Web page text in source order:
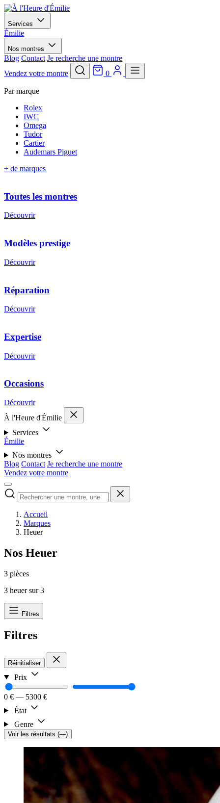
Services
Émilie
Nos montres
Blog Contact Je recherche une montre
Vendez votre montre
0
Par marque
Rolex
IWC
Omega
Tudor
Cartier
Audemars Piguet
+ de marques
Toutes les montres
Découvrir
Modèles prestige
Découvrir
Réparation
Découvrir
Expertise
Découvrir
Occasions
Découvrir
À l'Heure d'Émilie
Services
Émilie
Nos montres
Blog Contact Je recherche une montre
Vendez votre montre
Accueil
Marques
Heuer
Nos Heuer
3 pièces
3 heuer sur3
Filtres
Filtres
Réinitialiser
Prix
0 € — 5300 €
État
Genre
Voir les résultats (—)